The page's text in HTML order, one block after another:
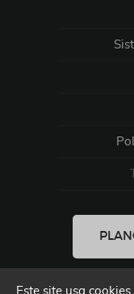
Este site usa